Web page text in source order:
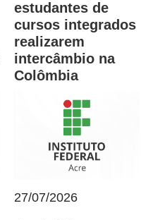
estudantes de
cursos integrados
realizarem
intercâmbio na
Colômbia
27/07/2026